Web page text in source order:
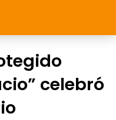
celebró